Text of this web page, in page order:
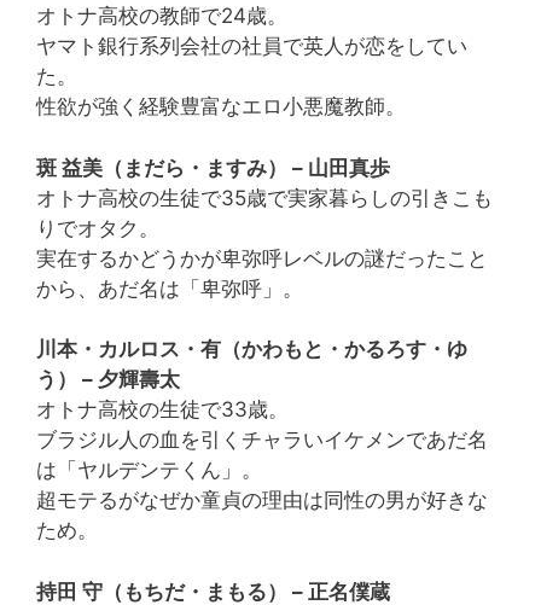
オトナ高校の教師で24歳。
ヤマト銀行系列会社の社員で英人が恋をしてい
た。
性欲が強く経験豊富なエロ小悪魔教師。
斑 益美（まだら・ますみ） – 山田真歩
オトナ高校の生徒で35歳で実家暮らしの引きこも
りでオタク。
実在するかどうかが卑弥呼レベルの謎だったこと
から、あだ名は「卑弥呼」。
川本・カルロス・有（かわもと・かるろす・ゆ
う） – 夕輝壽太
オトナ高校の生徒で33歳。
ブラジル人の血を引くチャラいイケメンであだ名
は「ヤルデンテくん」。
超モテるがなぜか童貞の理由は同性の男が好きな
ため。
持田 守（もちだ・まもる） – 正名僕蔵